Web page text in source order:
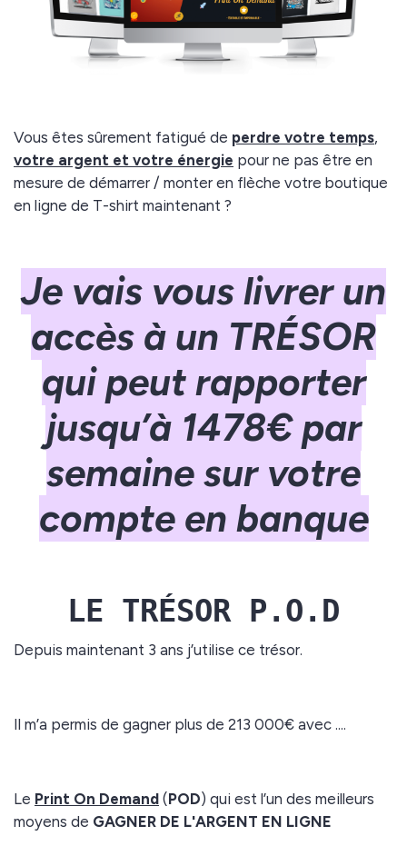
Vous êtes sûrement fatigué de perdre votre temps,
votre argent et votre énergie pour ne pas être en
mesure de démarrer / monter en flèche votre boutique
en ligne de T-shirt maintenant ?
Je vais vous livrer un
accès à un TRÉSOR
qui peut rapporter
jusqu’à 1478€ par
semaine sur votre
compte en banque
LE TRÉSOR P.O.D
Depuis maintenant 3 ans j’utilise ce trésor.
Il m’a permis de gagner plus de 213 000€ avec ....
Le Print On Demand (POD) qui est l’un des meilleurs
moyens de GAGNER DE L'ARGENT EN LIGNE